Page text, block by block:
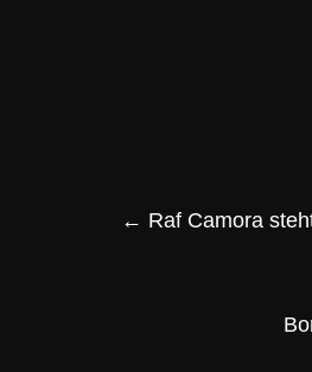
← Raf Camora